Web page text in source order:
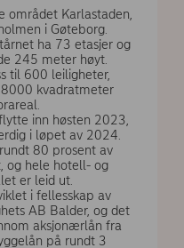
området Karlastaden,
i Gøteborg.
ha 73 etasjer og
245 meter høyt.
til 600 leiligheter,
kvadratmeter
inn høsten 2023,
i løpet av 2024.
80 prosent av
og hele hotell- og
er leid ut.
i fellesskap av
AB Balder, og det
aksjonærlån fra
på rundt 3